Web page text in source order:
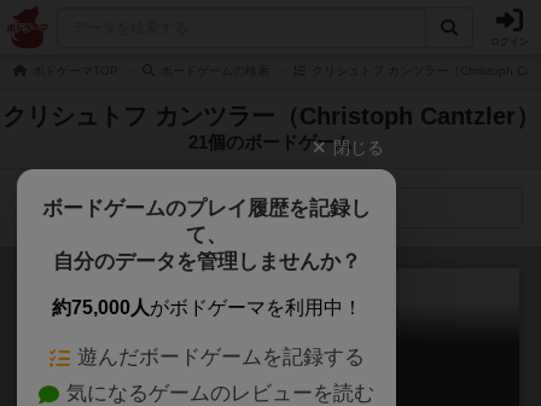
クリシュトフ カンツラー（Christoph Cantzler）
21個のボードゲーム
検索メニュー
サメ警報
Hai-Alarm!!!
閉じる
ボードゲームのプレイ履歴を記録し
て、
自分のデータを管理しませんか？
約75,000人がボドゲーマを利用中！
遊んだボードゲームを記録する
気になるゲームのレビューを読む